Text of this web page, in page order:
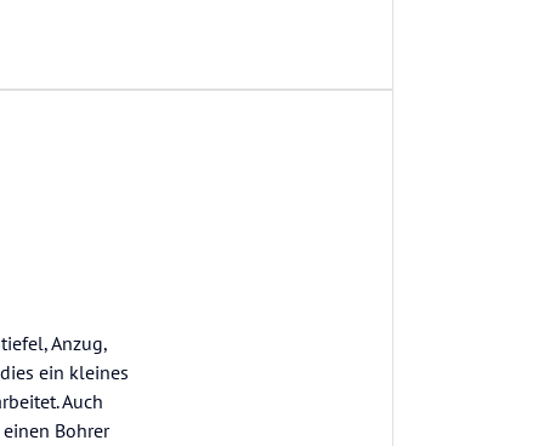
Anzug,
ein kleines
Auch
Bohrer